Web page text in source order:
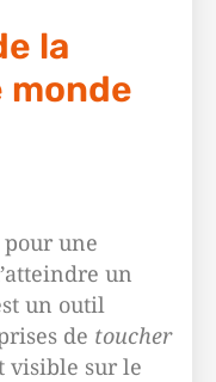
la
monde
une
un
un outil
de toucher
visible sur le